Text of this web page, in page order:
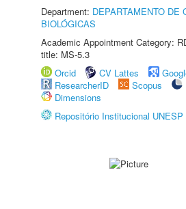
Department: DEPARTAMENTO DE
BIOLÓGICAS
Academic Appointment Category:
title: MS-5.3
Orcid
CV Lattes
ResearcherID
Scopus
Dimensions
Repositório Institucional UNESP